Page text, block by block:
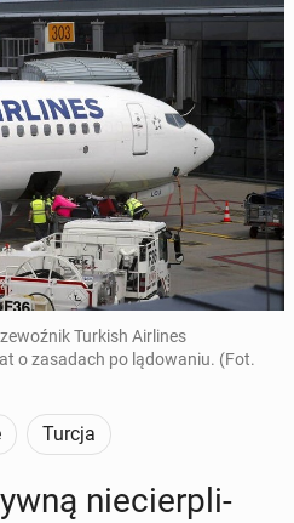
Turkish Airlines
o zasadach po lądowaniu. (Fot.
Turcja
nie­cier­pli­